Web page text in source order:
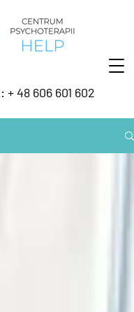
+ 48 606 601 602